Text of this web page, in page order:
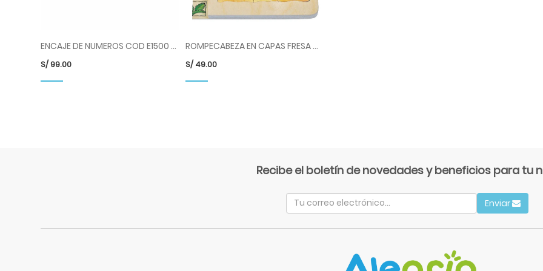
ENCAJE DE NUMEROS COD E1500 HP
S/99.00
ROMPECABEZA EN CAPAS FRESA COD 17040 BLD
S/ 49.00
Recibe el boletín de novedades y beneficios para tu
Enviar